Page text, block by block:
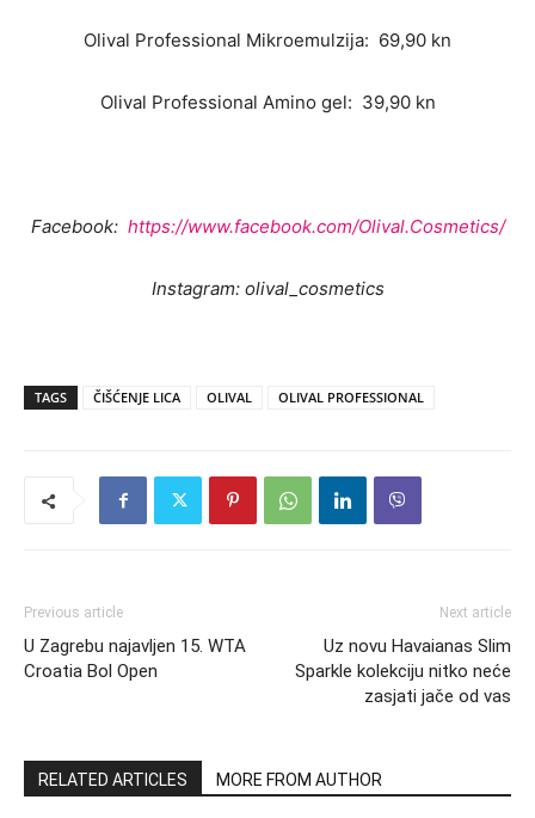
Olival Professional Mikroemulzija: 69,90 kn
Olival Professional Amino gel: 39,90 kn
Facebook: https://www.facebook.com/Olival.Cosmetics/
Instagram: olival_cosmetics
TAGS ČIŠĆENJE LICA OLIVAL OLIVAL PROFESSIONAL
Previous article
U Zagrebu najavljen 15. WTA
Croatia Bol Open
Next article
Uz novu Havaianas Slim
Sparkle kolekciju nitko neće
zasjati jače od vas
RELATED ARTICLES MORE FROM AUTHOR